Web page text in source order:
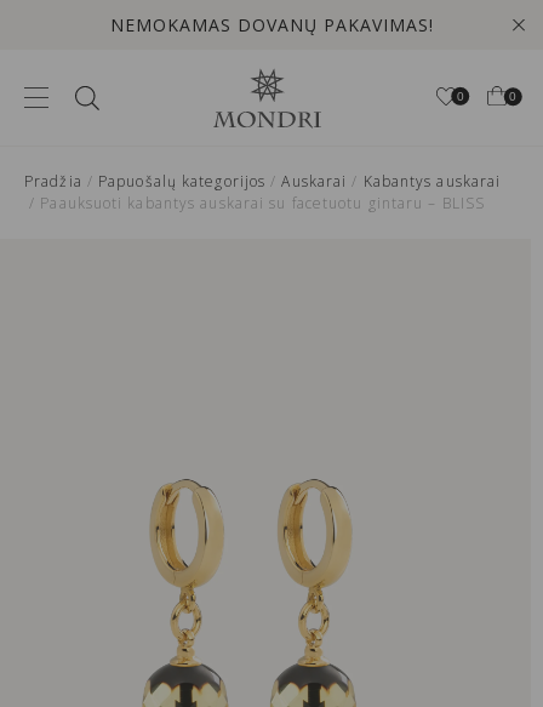
NEMOKAMAS PRISTATYMAS LIETUVOJE!
0 0
Pradžia / Papuošalų kategorijos /Auskarai / Kabantys auskarai
/ Paauksuoti kabantys auskarai su facetuotu gintaru – BLISS